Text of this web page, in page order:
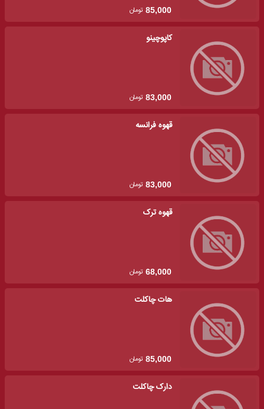
85,000 تومان
کاپوچینو
83,000 تومان
قهوه فرانسه
83,000 تومان
قهوه ترک
68,000 تومان
هات چاکلت
85,000 تومان
دارک چاکلت